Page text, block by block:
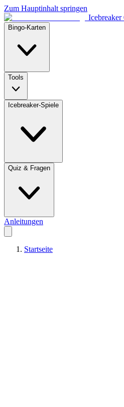
Zum Hauptinhalt springen
Icebreaker
Bingo-Karten
Tools
Icebreaker-Spiele
Quiz & Fragen
Anleitungen
Startseite